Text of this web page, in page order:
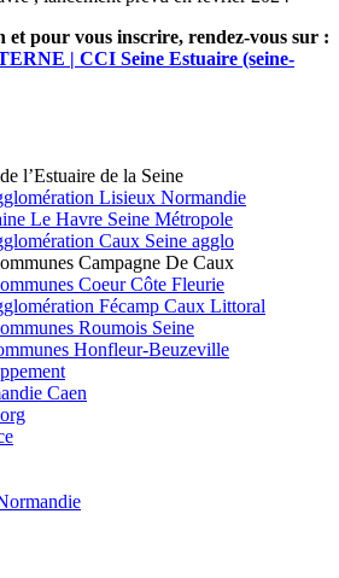
et pour vous inscrire, rendez-vous sur :
| CCI Seine Estuaire (seine-
l’Estuaire de la Seine
Lisieux Normandie
Le Havre Seine Métropole
Caux Seine agglo
Campagne De Caux
Coeur Côte Fleurie
Fécamp Caux Littoral
Roumois Seine
Honfleur-Beuzeville
Caen